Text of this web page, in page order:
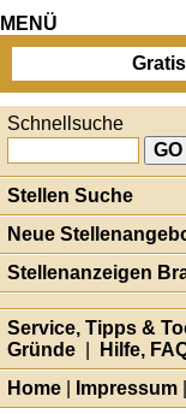
MENÜ
Schnellsuche
Stellen Suche
Neue
Stellenanzeigen
Service, Tipps &
Gründe
Hilfe,
Home
Impressum